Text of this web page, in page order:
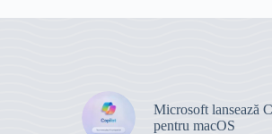
Microsoft lansează
pentru macOS